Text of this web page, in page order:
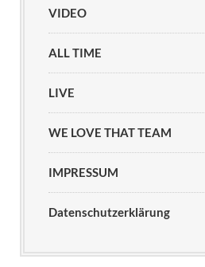
VIDEO
ALL TIME
LIVE
WE LOVE THAT TEAM
IMPRESSUM
Datenschutzerklärung